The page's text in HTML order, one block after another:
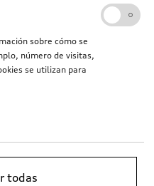
sobre cómo se
número de visitas,
se utilizan para
todas